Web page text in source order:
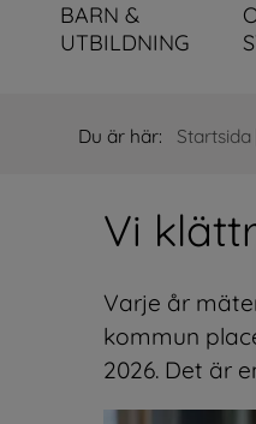
BARN &
UTBILDNING
Du är här: Startsida
Vi
Varje år
kommun
2026. Det är